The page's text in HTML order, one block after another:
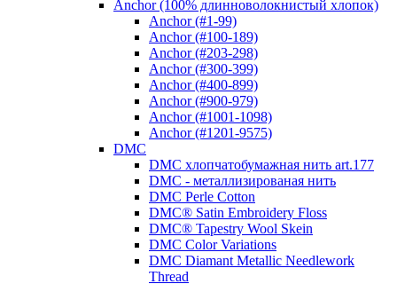
Anchor (100% длинноволокнистый хлопок)
Anchor (#1-99)
Anchor (#100-189)
Anchor (#203-298)
Anchor (#300-399)
Anchor (#400-899)
Anchor (#900-979)
Anchor (#1001-1098)
Anchor (#1201-9575)
DMC
DMC хлопчатобумажная нить art.177
DMC - металлизированая нить
DMC Perle Cotton
DMC® Satin Embroidery Floss
DMC® Tapestry Wool Skein
DMC Color Variations
DMC Diamant Metallic Needlework
Thread